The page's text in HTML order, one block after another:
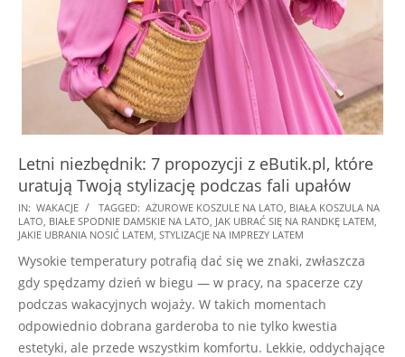
Letni niezbędnik: 7 propozycji z eButik.pl, które
uratują Twoją stylizację podczas fali upałów
2025-
07-
IN: WAKACJE TAGGED: AŻUROWE KOSZULE NA LATO BIAŁA KOSZULA NA
LATO BIAŁE SPODNIE DAMSKIE NA LATO JAK UBRAĆ SIĘ NA RANDKĘ LATEM
JAKIE UBRANIA NOSIĆ LATEM STYLIZACJE NA IMPREZY LATEM
Wysokie temperatury potrafią dać się we znaki, zwłaszcza
gdy spędzamy dzień w biegu — w pracy, na spacerze czy
podczas wakacyjnych wojaży. W takich momentach
odpowiednio dobrana garderoba to nie tylko kwestia
estetyki, ale przede wszystkim komfortu. Lekkie, oddychające